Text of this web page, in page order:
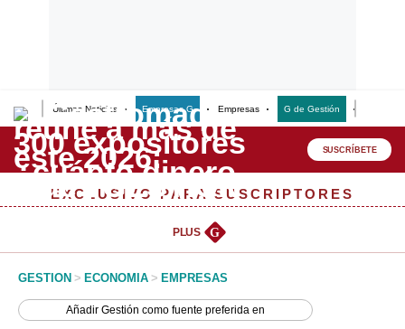
Últimas Noticias Empresas G Empresas G de Gestión
Lo último
Peru Quiosco
Management & Empleo
SUSCRÍBETE
EXCLUSIVO PARA SUSCRIPTORES
PLUS G
GESTION > ECONOMIA > EMPRESAS
AñadirGestión como fuente preferida en